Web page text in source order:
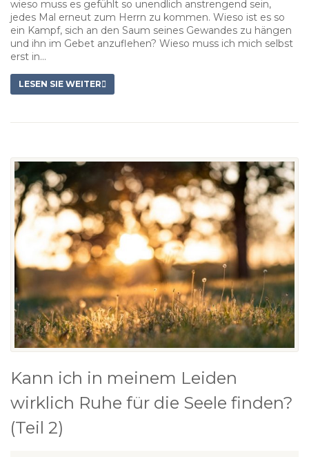
wieso muss es gefühlt so unendlich anstrengend sein,
jedes Mal erneut zum Herrn zu kommen. Wieso ist es so
ein Kampf, sich an den Saum seines Gewandes zu hängen
und ihn im Gebet anzuflehen? Wieso muss ich mich selbst
erst in...
LESEN SIE WEITER
Kann ich in meinem Leiden
wirklich Ruhe für die Seele finden?
(Teil 2)